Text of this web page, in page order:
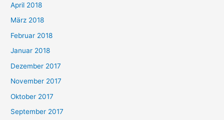
April 2018
März 2018
Februar 2018
Januar 2018
Dezember 2017
November 2017
Oktober 2017
September 2017